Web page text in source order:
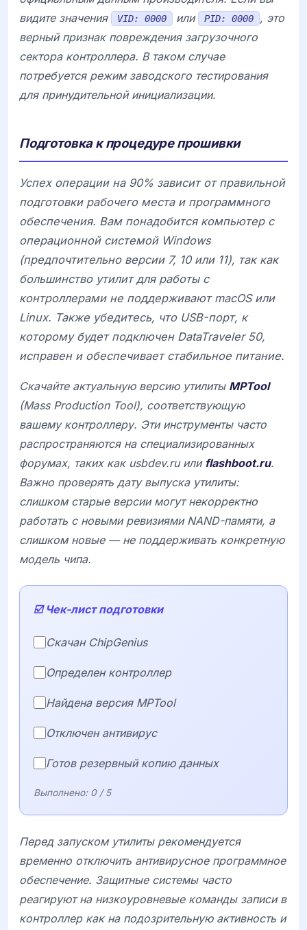
видите значения
VID: 0000 или PID: 0000
, это
верный признак повреждения загрузочного
сектора контроллера. В таком случае
потребуется режим заводского тестирования
для принудительной инициализации.
Подготовка к процедуре прошивки
Успех операции на 90% зависит от правильной
подготовки рабочего места и программного
обеспечения. Вам понадобится компьютер с
операционной системой Windows
(предпочтительно версии 7, 10 или 11), так как
большинство утилит для работы с
контроллерами не поддерживают macOS или
Linux. Также убедитесь, что USB-порт, к
которому будет подключен DataTraveler 50,
исправен и обеспечивает стабильное питание.
Скачайте актуальную версию утилиты MPTool
(Mass Production Tool), соответствующую
вашему контроллеру. Эти инструменты часто
распространяются на специализированных
форумах, таких как usbdev.ruили flashboot.ru.
Важно проверять дату выпуска утилиты:
слишком старые версии могут некорректно
работать с новыми ревизиями NAND-памяти, а
слишком новые — не поддерживать конкретную
модель чипа.
☑️ Чек-лист подготовки
Скачан ChipGenius
Определен контроллер
Найдена версия MPTool
Отключен антивирус
Готов резервный копию данных
Выполнено: 0/ 5
Перед запуском утилиты рекомендуется
временно отключить антивирусное программное
обеспечение. Защитные системы часто
реагируют на низкоуровневые команды записи в
контроллер как на подозрительную активность и